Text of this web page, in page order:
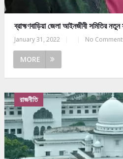
ব্রাহ্মণবাড়িয়া জেলা আইনজীবী সমিতির
January 31, 2022 No
MORE
রাজনীতি